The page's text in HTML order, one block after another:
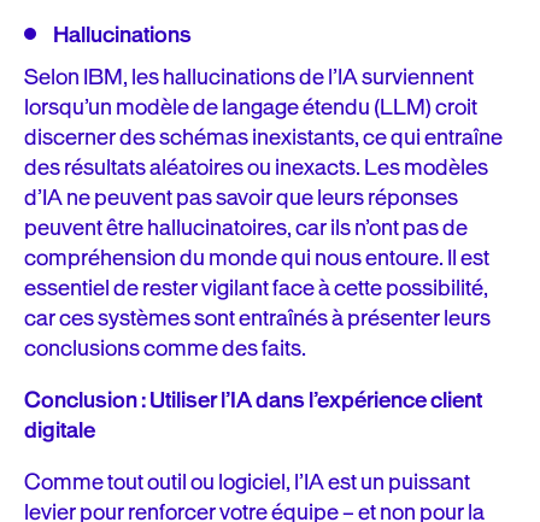
Hallucinations
Selon IBM, les hallucinations de l’IA surviennent
lorsqu’un modèle de langage étendu (LLM) croit
discerner des schémas inexistants, ce qui entraîne
des résultats aléatoires ou inexacts. Les modèles
d’IA ne peuvent pas savoir que leurs réponses
peuvent être hallucinatoires, car ils n’ont pas de
compréhension du monde qui nous entoure. Il est
essentiel de rester vigilant face à cette possibilité,
car ces systèmes sont entraînés à présenter leurs
conclusions comme des faits.
Conclusion : Utiliser l’IA dans l’expérience client
digitale
Comme tout outil ou logiciel, l’IA est un puissant
levier pour renforcer votre équipe – et non pour la